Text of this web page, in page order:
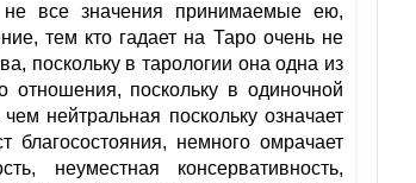
не все значения принимаемые ею,
тем кто гадает на Таро очень не
поскольку в тарологии она одна из
поскольку в одиночной
нейтральная поскольку означает
благосостояния, немного омрачает
неуместная консервативность,